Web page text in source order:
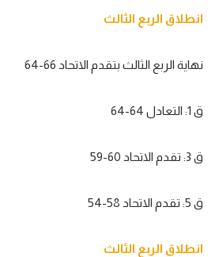
حكايات في الجول
كويز في الجول
انطلاق الربع الثالث
نهاية الربع الثالث بتقدم الاتحاد 66-64
ق 1: التعادل 64-64
ق 3: تقدم الاتحاد 60-59
ق 5: تقدم الاتحاد 58-54
انطلاق الربع الثالث